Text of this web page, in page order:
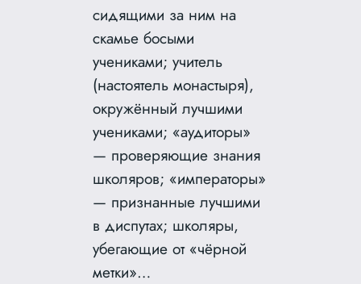
сидящими за ним на
скамье босыми
учениками; учитель
(настоятель монастыря),
окружённый лучшими
учениками; «аудиторы»
— проверяющие знания
школяров; «императоры»
— признанные лучшими
в диспутах; школяры,
убегающие от «чёрной
метки»…